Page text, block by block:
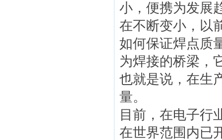
小，便携为发展
在不断变小，以
如何保证焊点质
为焊接的桥梁，
也就是说，在生
量。
目前，在电子行
在世界范围内已